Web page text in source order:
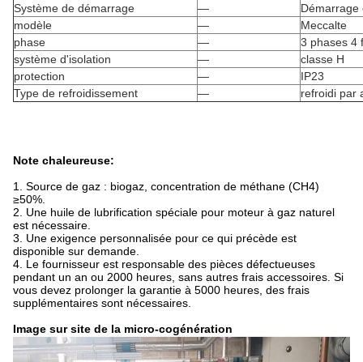
Système de démarrage —
Démarrage
modèle
—
Meccalte
phase
—
3 phases 4
système d'isolation
—
classe H
protection
—
IP23
Type de refroidissement
— refroidi par
Note chaleureuse:
1. Source de gaz : biogaz, concentration de méthane (CH4)
≥50%.
2. Une huile de lubrification spéciale pour moteur à gaz naturel
est nécessaire.
3. Une exigence personnalisée pour ce qui précède est
disponible sur demande.
4. Le fournisseur est responsable des pièces défectueuses
pendant un an ou 2000 heures, sans autres frais accessoires. Si
vous devez prolonger la garantie à 5000 heures, des frais
supplémentaires sont nécessaires.
Image sur site de la micro-cogénération